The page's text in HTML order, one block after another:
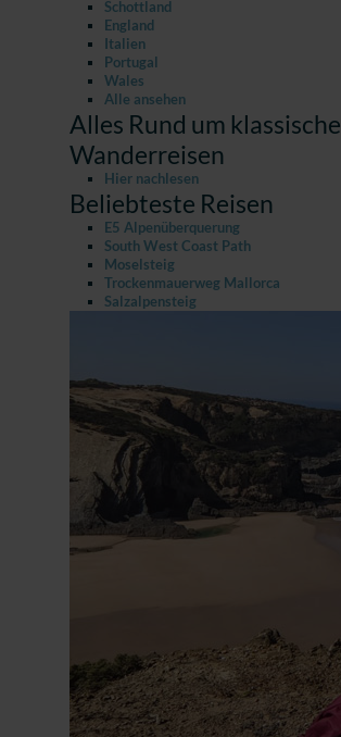
Schottland
England
Italien
Portugal
Wales
Alle ansehen
Alles Rund um klassische
Wanderreisen
Hier nachlesen
Beliebteste Reisen
E5 Alpenüberquerung
South West Coast Path
Moselsteig
Trockenmauerweg Mallorca
Salzalpensteig